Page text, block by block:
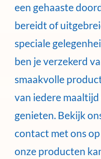
een gehaaste
bereidt of
speciale
ben je verzekerd
smaakvolle
van iedere
genieten. Bekijk
contact met ons
onze producten